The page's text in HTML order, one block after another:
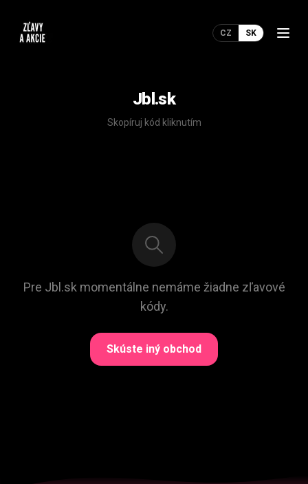
CZ SK
Jbl.sk
Skopíruj kód kliknutím
Pre Jbl.sk momentálne nemáme žiadne zľavové
kódy.
Skúste iný obchod